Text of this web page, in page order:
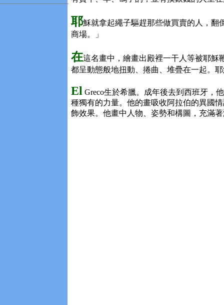
耶穌就拿起繩子驅趕那些做買賣的人，翻
商場。」
在這名畫中，繪畫出殿裡一干人等被耶穌
都呈動態般地扭動、捲曲、堆疊在一起。
El Greco生於希臘。成年後去到西班牙，
種獨有的力量。他的畫吸收阿拉伯的異國
飾效果。他畫中人物、姿勢和構圖，充滿